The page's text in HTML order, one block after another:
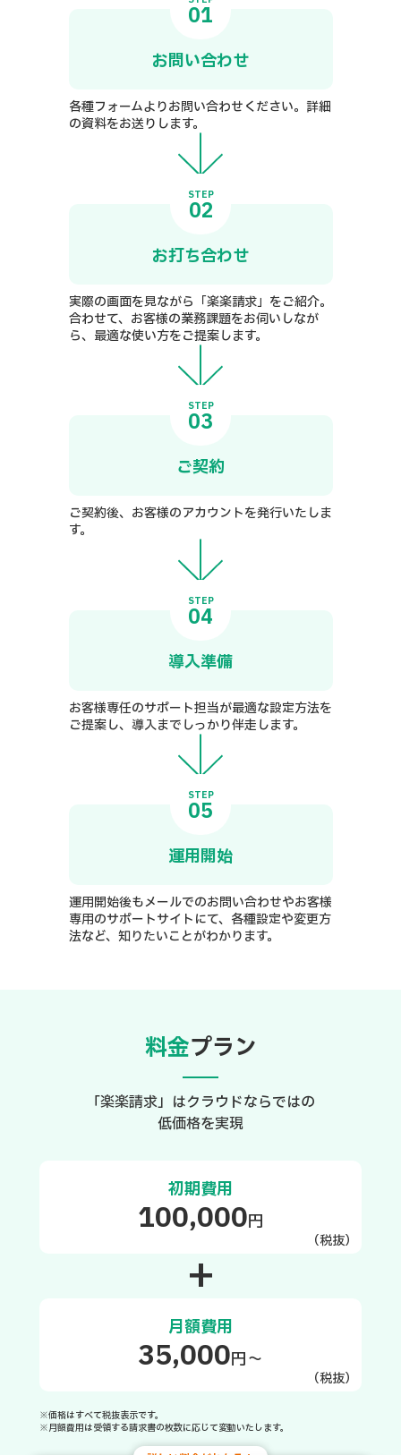
01
お問い合わせ
各種フォームよりお問い合わせください。詳細
の資料をお送りします。
STEP
02
お打ち合わせ
実際の画面を見ながら「楽楽請求」をご紹介。
合わせて、お客様の業務課題をお伺いしなが
ら、最適な使い方をご提案します。
STEP
03
ご契約
ご契約後、お客様のアカウントを発行いたしま
す。
STEP
04
導入準備
お客様専任のサポート担当が最適な設定方法を
ご提案し、導入までしっかり伴走します。
STEP
05
運用開始
運用開始後もメールでのお問い合わせやお客様
専用のサポートサイトにて、各種設定や変更方
法など、知りたいことがわかります。
料金プラン
「楽楽請求」はクラウドならではの
低価格を実現
初期費用
100,000円
（税抜）
+
月額費用
35,000円～
（税抜）
※価格はすべて税抜表示です。
※月額費用は受領する請求書の枚数に応じて変動いたします。